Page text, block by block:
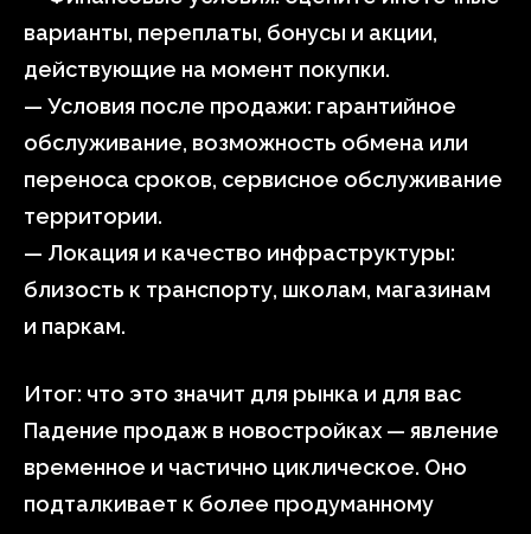
варианты, переплаты, бонусы и акции,
действующие на момент покупки.
— Условия после продажи: гарантийное
обслуживание, возможность обмена или
переноса сроков, сервисное обслуживание
территории.
— Локация и качество инфраструктуры:
близость к транспорту, школам, магазинам
и паркам.
Итог: что это значит для рынка и для вас
Падение продаж в новостройках — явление
временное и частично циклическое. Оно
подталкивает к более продуманному